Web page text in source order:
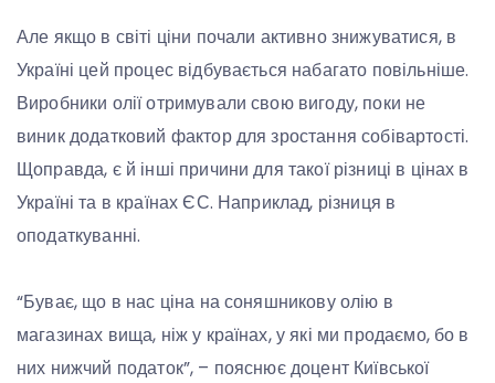
Але якщо в світі ціни почали активно знижуватися, в
Україні цей процес відбувається набагато повільніше.
Виробники олії отримували свою вигоду, поки не
виник додатковий фактор для зростання собівартості.
Щоправда, є й інші причини для такої різниці в цінах в
Україні та в країнах ЄС. Наприклад, різниця в
оподаткуванні.
“Буває, що в нас ціна на соняшникову олію в
магазинах вища, ніж у країнах, у які ми продаємо, бо в
них нижчий податок”, – пояснює доцент Київської